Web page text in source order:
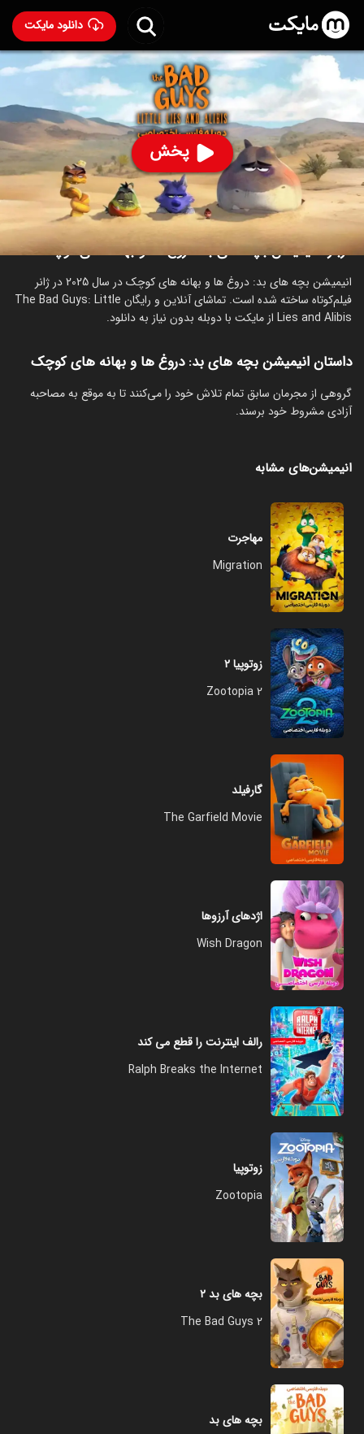
دانلود مایکت
پخش
انیمیشن بچه‌ های بد: دروغ‌ ها و بهانه ‌های کوچک با دوبله
فارسی- The Bad Guys: Little Lies and Alibis 2025
۳۶۲ 89% ۶.۴
ساخت آمریکا سال 2025
رده سنی ۷+
انیمیشن
درباره انیمیشن بچه‌ های بد: دروغ‌ ها و بهانه ‌های کوچک
انیمیشن بچه‌ های بد: دروغ‌ ها و بهانه ‌های کوچک در سال 2025 در ژانر
فیلم‌کوتاه ساخته شده است. تماشای آنلاین و رایگان The Bad Guys: Little
Lies and Alibis از مایکت با دوبله بدون نیاز به دانلود.
داستان انیمیشن بچه‌ های بد: دروغ‌ ها و بهانه ‌های کوچک
گروهی از مجرمان سابق تمام تلاش خود را می‌کنند تا به موقع به مصاحبه
آزادی مشروط خود برسند.
انیمیشن‌های مشابه
مهاجرت
Migration
زوتوپیا ۲
Zootopia 2
گارفیلد
The Garfield Movie
اژدهای آرزوها
Wish Dragon
رالف اینترنت را قطع می کند
Ralph Breaks the Internet
زوتوپیا
Zootopia
بچه های بد ۲
The Bad Guys 2
بچه های بد